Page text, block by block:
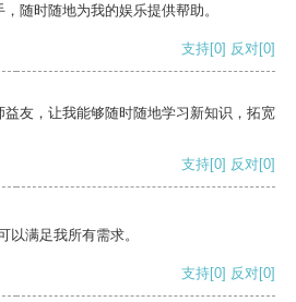
随时随地为我的娱乐提供帮助。
支持[0] 反对[0]
友，让我能够随时随地学习新知识，拓宽
支持[0] 反对[0]
以满足我所有需求。
支持[0] 反对[0]